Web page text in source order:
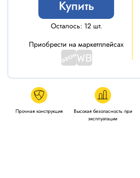
Купить
Осталось: 12 шт.
Приобрести на маркетплейсах
Прочная конструкция
Высокая безопасность при
эксплуатации